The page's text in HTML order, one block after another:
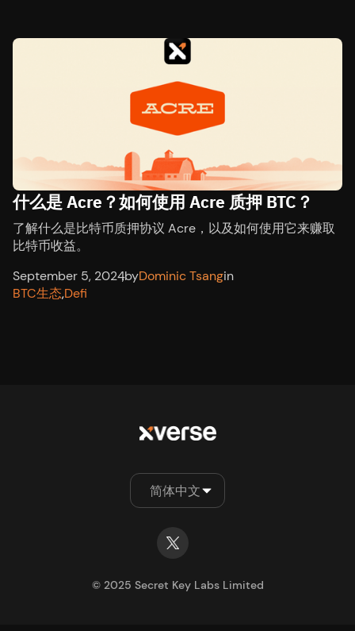
什么是 Acre？如何使用 Acre 质押 BTC？
了解什么是比特币质押协议 Acre，以及如何使用它来赚取
比特币收益。
September 5, 2024
,byDominic Tsangin
BTC生态,Defi
简体中文
© 2025 Secret Key Labs Limited